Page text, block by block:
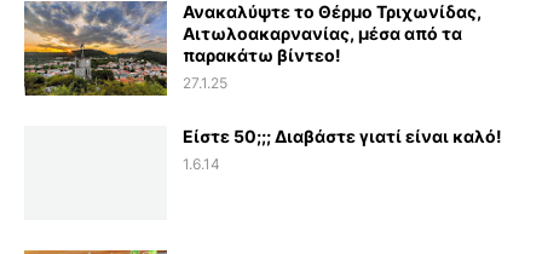
Ανακαλύψτε το Θέρμο Τριχωνίδας,
Αιτωλοακαρνανίας, μέσα από τα
παρακάτω βίντεο!
27.1.25
Είστε 50;;; Διαβάστε γιατί είναι καλό!
1.6.14